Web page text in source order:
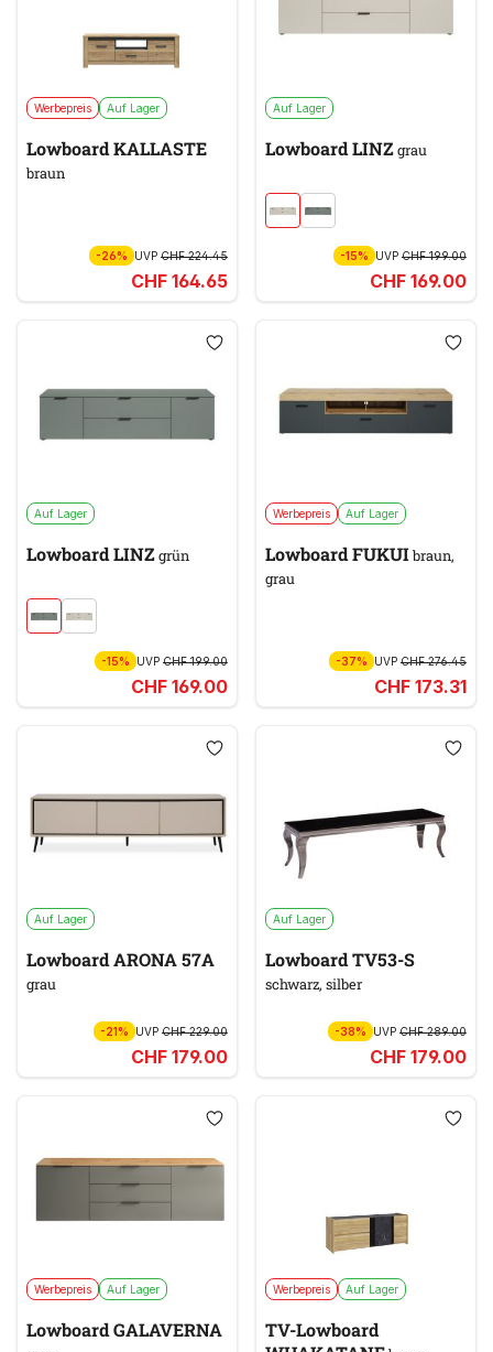
Werbepreis Auf Lager
Lowboard KALLASTE
braun
-26% UVP CHF 224.45
CHF 164.65
Auf Lager
Lowboard LINZgrau
-15% UVPCHF 199.00
CHF 169.00
Auf Lager
Lowboard LINZgrün
-15% UVP CHF 199.00
CHF 169.00
Werbepreis Auf Lager
Lowboard FUKUIbraun,
grau
-37% UVPCHF 276.45
CHF 173.31
Auf Lager
Lowboard ARONA 57A
grau
-21% UVP CHF 229.00
CHF 179.00
Auf Lager
Lowboard TV53-S
schwarz, silber
-38% UVPCHF 289.00
CHF 179.00
Werbepreis Auf Lager
Lowboard GALAVERNA
Werbepreis Auf Lager
TV-Lowboard